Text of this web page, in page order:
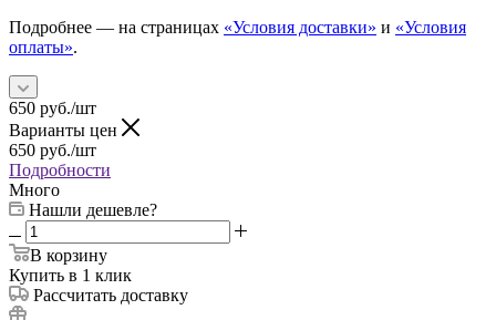
Подробнее — на страницах «Условия доставки» и «Условия
оплаты».
650 руб./шт
Варианты цен
650 руб./шт
Подробности
Много
Нашли дешевле?
В корзину
Купить в 1 клик
Рассчитать доставку